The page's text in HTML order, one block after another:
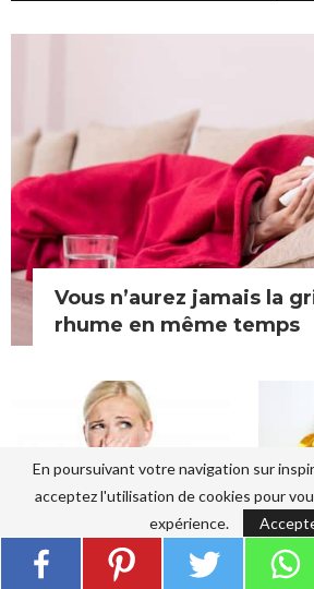
Vous n’aurez jamais la
rhume en même temps
Ce qu’il faut savoir sur les
décongestionnants
En poursuivant votre navigation sur
acceptez l'utilisation de cookies pour
expérience.